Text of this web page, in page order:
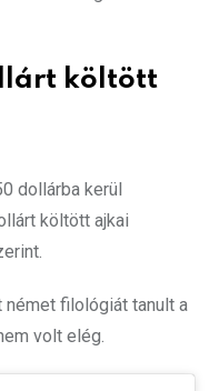
költött
dollárba kerül
költött ajkai
német filológiát tanult a
volt elég.